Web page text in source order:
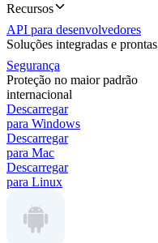
Recursos
API para desenvolvedores
Soluções integradas e prontas
Segurança
Proteção no maior padrão
internacional
Descarregar
para Windows
Descarregar
para Mac
Descarregar
para Linux